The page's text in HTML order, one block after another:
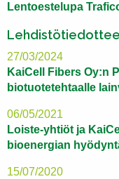
Lentoestelupa
27/03/2024
KaiCell Fibers Oy:n
biotuotetehtaalle
06/05/2021
Loiste-yhtiöt ja
bioenergian
15/07/2020